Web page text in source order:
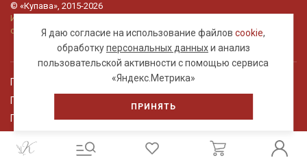
Я даю согласие на использование файловcookie,
обработкуперсональных данныхи анализ
пользовательской активности с помощью сервиса
«Яндекс.Метрика»
ПРИНЯТЬ
© «Купава», 2015-2026
Информация на сайте не является публичной
офертой.
Правовая информация
Политика обработки персональных данных
Пользовательское соглашение